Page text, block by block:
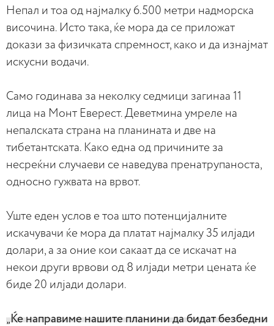
Непал и тоа од најмалку 6.500 метри надморска
височина. Исто така, ќе мора да се приложат
докази за физичката спремност, како и да изнајмат
искусни водачи.
Само годинава за неколку седмици загинаа 11
лица на Монт Еверест. Деветмина умреле на
непалската страна на планината и две на
тибетантската. Како една од причините за
несреќни случаеви се наведува пренатрупаноста,
односно гужвата на врвот.
Уште еден услов е тоа што потенцијалните
искачувачи ќе мора да платат најмалку 35 илјади
долари, а за оние кои сакаат да се искачат на
некои други врвови од 8 илјади метри цената ќе
биде 20 илјади долари.
„Ќе направиме нашите планини да бидат безбедни